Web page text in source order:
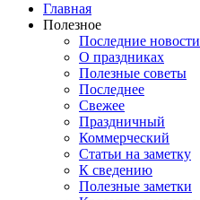
Главная
Полезное
Последние новости
О праздниках
Полезные советы
Последнее
Свежее
Праздничный
Коммерческий
Статьи на заметку
К сведению
Полезные заметки